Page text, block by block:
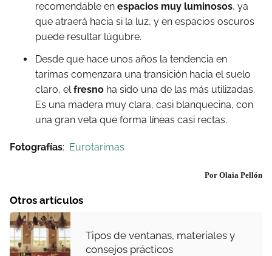
recomendable en espacios muy luminosos, ya
que atraerá hacia si la luz, y en espacios oscuros
puede resultar lúgubre.
Desde que hace unos años la tendencia en
tarimas comenzara una transición hacia el suelo
claro, elfresno ha sido una de las más utilizadas.
Es una madera muy clara, casi blanquecina, con
una gran veta que forma líneas casi rectas.
Fotografías: Eurotarimas
Por Olaia Pellón
Otros artículos
Tipos de ventanas, materiales y
consejos prácticos